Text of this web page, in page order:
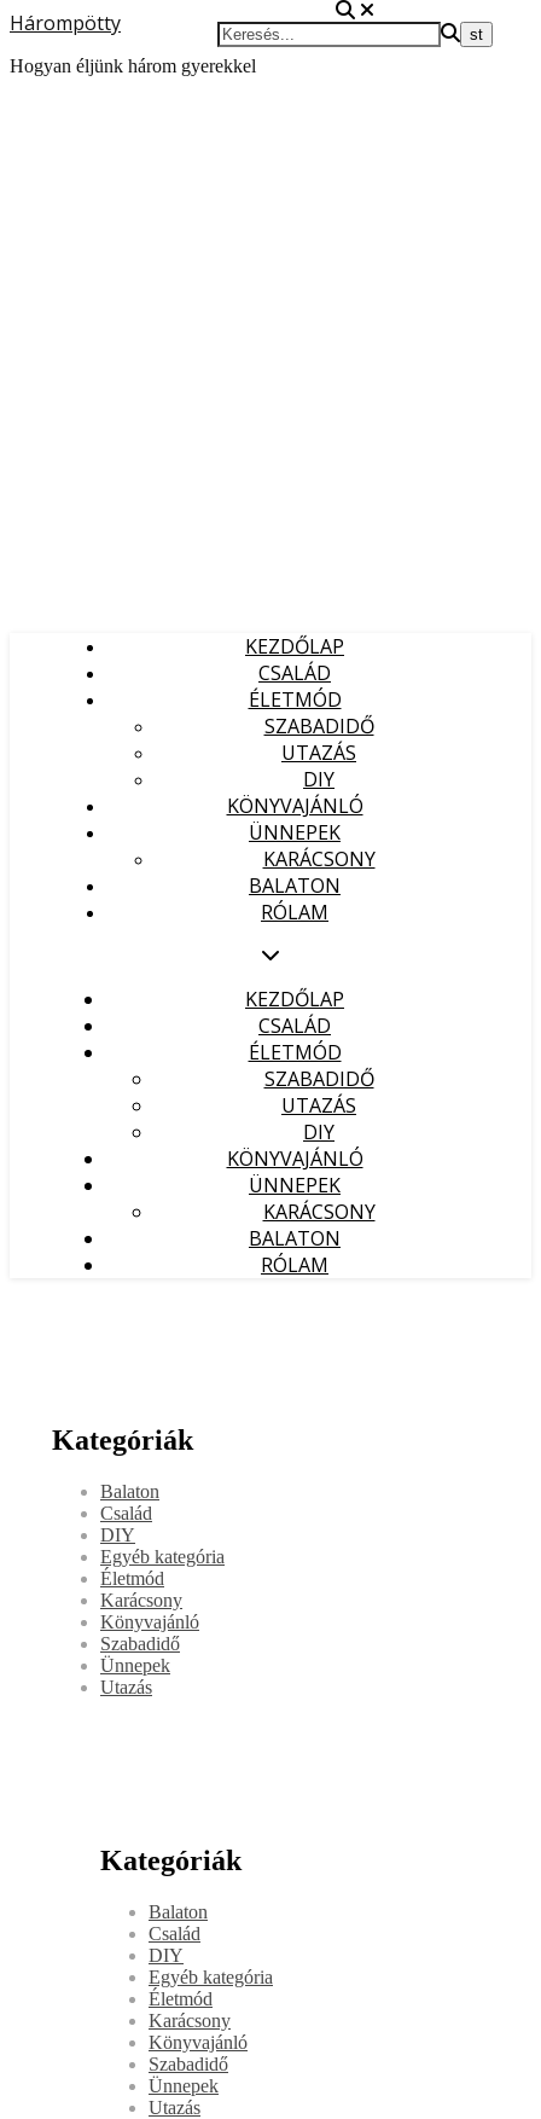
Hárompötty
Hogyan éljünk három gyerekkel
KEZDŐLAP
CSALÁD
ÉLETMÓD
SZABADIDŐ
UTAZÁS
DIY
KÖNYVAJÁNLÓ
ÜNNEPEK
KARÁCSONY
BALATON
RÓLAM
KEZDŐLAP
CSALÁD
ÉLETMÓD
SZABADIDŐ
UTAZÁS
DIY
KÖNYVAJÁNLÓ
ÜNNEPEK
KARÁCSONY
BALATON
RÓLAM
Kategóriák
Balaton
Család
DIY
Egyéb kategória
Életmód
Karácsony
Könyvajánló
Szabadidő
Ünnepek
Utazás
Kategóriák
Balaton
Család
DIY
Egyéb kategória
Életmód
Karácsony
Könyvajánló
Szabadidő
Ünnepek
Utazás